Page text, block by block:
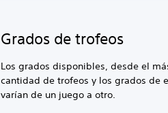
Grados de trofeos
Los grados disponibles, desde el
cantidad de trofeos y los grados de
varían de un juego a otro.